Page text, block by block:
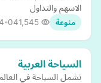
الاسهم والتداول
منوعة 04
السياحة العربية
تشمل السياحة في